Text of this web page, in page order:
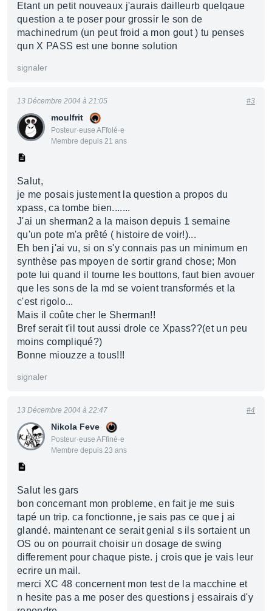
Etant un petit nouveaux j'aurais dailleurb quelqaue
question a te poser pour grossir le son de
machinedrum (un peut froid a mon gout ) tu penses
qun X PASS est une bonne solution
signaler
moulfrit
Posteur·euse AFfolé·e
Membre depuis 21 ans
13 Décembre 2004 à 21:05 #3
Salut,
je me posais justement la question a propos du
xpass, ca tombe bien.......
J'ai un sherman2 a la maison depuis 1 semaine
qu'un pote m'a prêté ( histoire de voir!)...
Eh ben j'ai vu, si on s'y connais pas un minimum en
synthèse pas mpoyen de sortir grand chose; Mon
pote lui quand il tourne les bouttons, faut bien avouer
que les sons de la md se voient transformés et la
c'est rigolo...
Mais il coûte cher le Sherman!!
Bref serait t'il tout aussi drole ce Xpass??(et un peu
moins compliqué?)
Bonne miouzze a tous!!!
signaler
Nikola Feve
Posteur·euse AFfiné·e
Membre depuis 23 ans
13 Décembre 2004 à 22:47 #4
Salut les gars
bon concernant mon probleme, en fait je me suis
tapé un trip. ca fonctionne, je sais pas ce que j ai
glandé. maintenant ce serait genial s ils sortaient un
OS ou on pourrait choisir un dosage de swing
differement pour chaque piste. j crois que je vais leur
ecrire un mail.
merci XC 48 concernent mon test de la macchine et
n hesite pas a me poser des questions j essairais d'y